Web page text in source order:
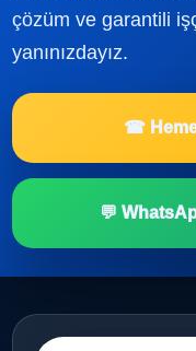
çözüm ve garantili
yanınızdayız.
☎
💬